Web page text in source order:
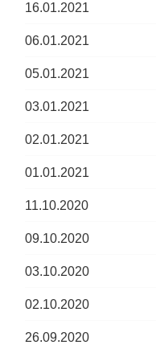
16.01.2021
06.01.2021
05.01.2021
03.01.2021
02.01.2021
01.01.2021
11.10.2020
09.10.2020
03.10.2020
02.10.2020
26.09.2020